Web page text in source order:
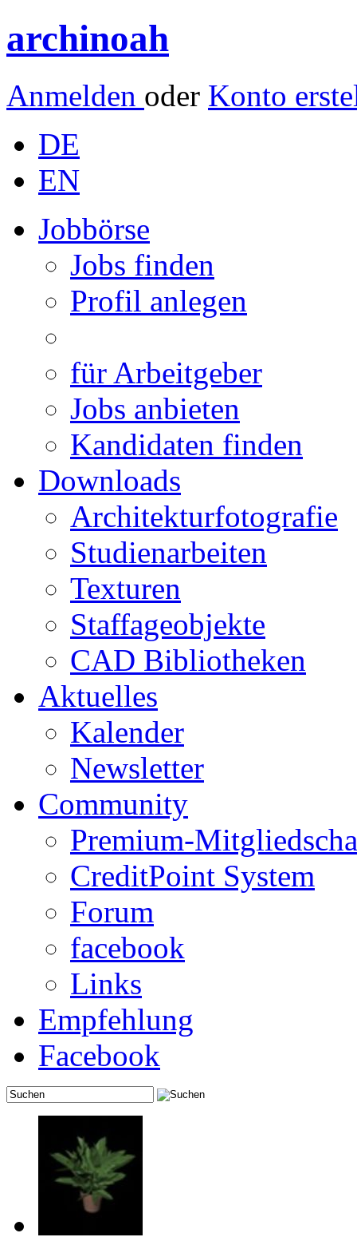
archinoah
Anmelden oder Konto
DE
EN
Jobbörse
Jobs finden
Profil anlegen
für Arbeitgeber
Jobs anbieten
Kandidaten finden
Downloads
Architekturfotografie
Studienarbeiten
Texturen
Staffageobjekte
CAD Bibliotheken
Aktuelles
Kalender
Newsletter
Community
Premium-
CreditPoint System
Forum
facebook
Links
Empfehlung
Facebook